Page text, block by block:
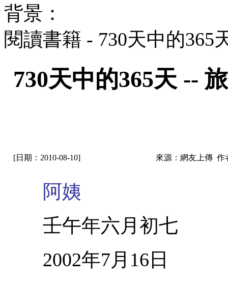
背景：
閱讀書籍 - 730天中的
730天中的365天 --
[日期：2010-08-10] 來源：網友上傳 作
阿姨
壬午年六月初七
2002年7月16日